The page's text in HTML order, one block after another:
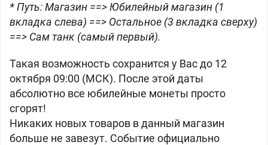
* Путь: Магазин ==> Юбилейный магазин (1
вкладка слева) ==> Остальное (3 вкладка сверху)
==> Сам танк (самый первый).
Такая возможность сохранится у Вас до 12
октября 09:00 (МСК). После этой даты
абсолютно все юбилейные монеты просто
сгорят!
Никаких новых товаров в данный магазин
больше не завезут. Событие официально